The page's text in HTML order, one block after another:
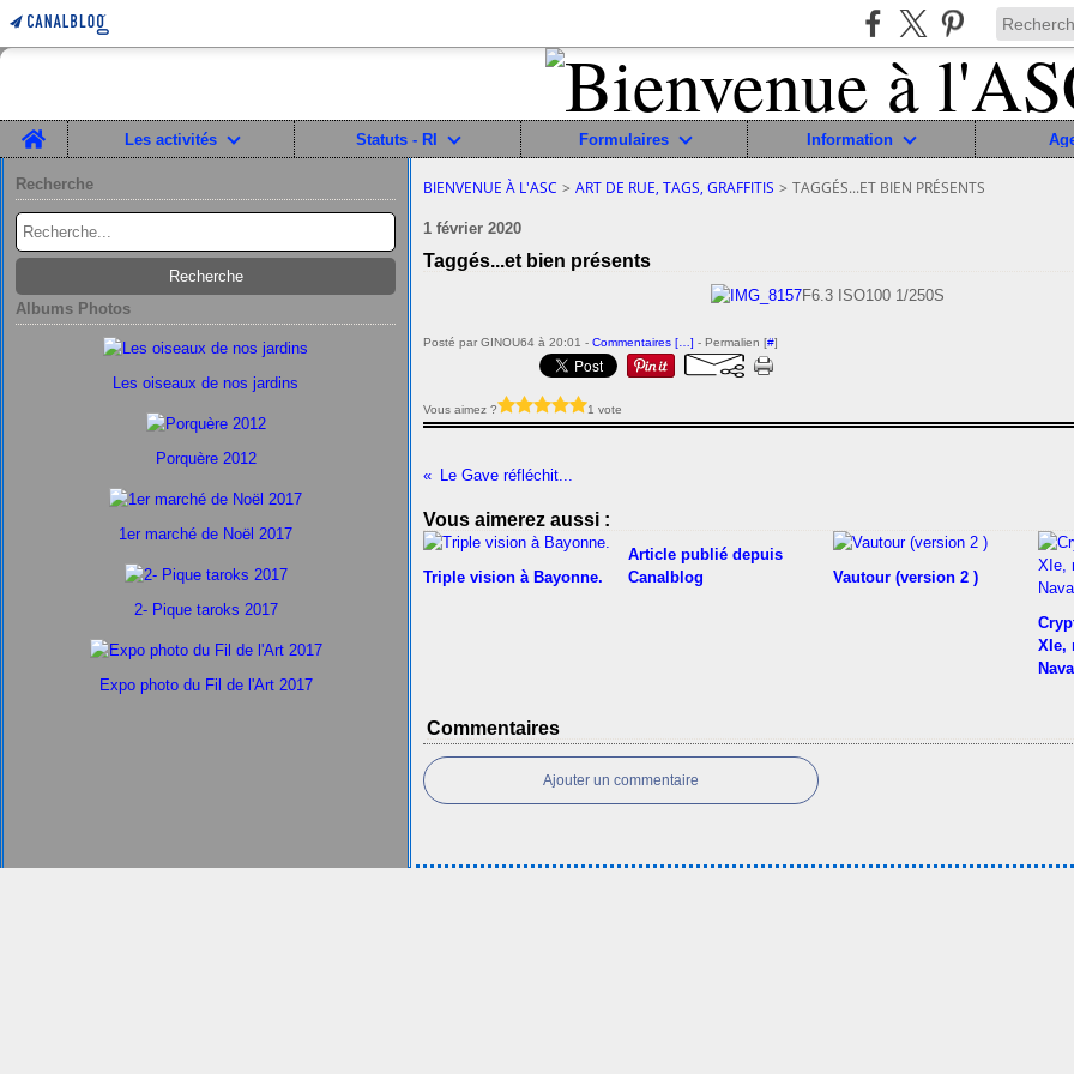
Home
Les activités Statuts - RI Formulaires Information
Recherche
Albums Photos
Les oiseaux de nos jardins
Porquère 2012
1er marché de Noël 2017
2- Pique taroks 2017
Expo photo du Fil de l'Art 2017
BIENVENUE À L'ASC > ART DE RUE, TAGS, GRAFFITIS > TAGGÉS...ET BIEN PRÉSENTS
1 février 2020
Taggés...et bien présents
F6.3 ISO100 1/250S
Posté par GINOU64 à 20:01 - Commentaires [ ] - Permalien [#]
Vous aimez ? 1 vote
Le Gave réfléchit...
Vous aimerez aussi :
Triple vision à Bayonne.
Article publié depuis
Canalblog
Vautour (version 2 )
XIe,
Commentaires
Ajouter un commentaire